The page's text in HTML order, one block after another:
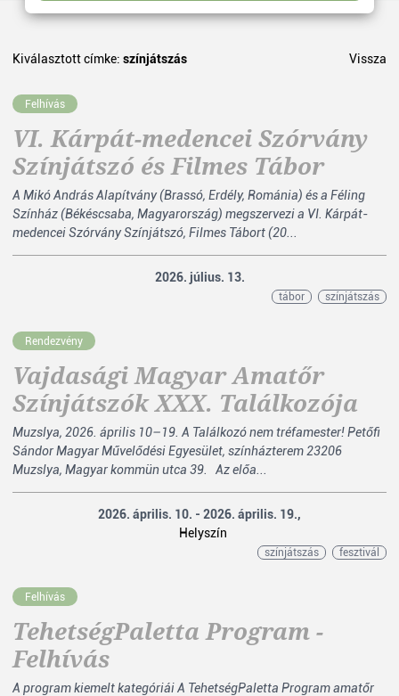
Kiválasztott címke: színjátszás Vissza
Felhívás
VI. Kárpát-medencei Szórvány
Színjátszó és Filmes Tábor
A Mikó András Alapítvány (Brassó, Erdély, Románia) és a Féling
Színház (Békéscsaba, Magyarország) megszervezi a VI. Kárpát-
medencei Szórvány Színjátszó, Filmes Tábort (20...
2026. július. 13.
tábor színjátszás
Rendezvény
Vajdasági Magyar Amatőr
Színjátszók XXX. Találkozója
Muzslya, 2026. április 10–19. A Találkozó nem tréfamester! Petőfi
Sándor Magyar Művelődési Egyesület, színházterem 23206
Muzslya, Magyar kommün utca 39. Az előa...
2026. április. 10. - 2026. április. 19.,
Helyszín
színjátszás fesztivál
Felhívás
TehetségPaletta Program -
Felhívás
A program kiemelt kategóriái A TehetségPaletta Program amatőr